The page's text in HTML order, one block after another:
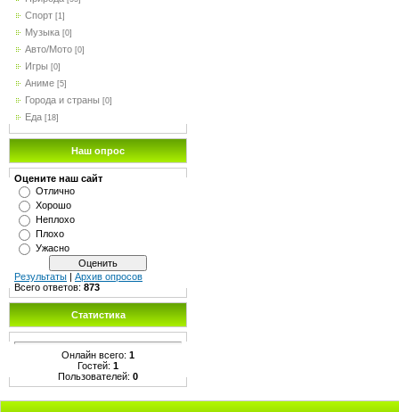
Спорт [1]
Музыка [0]
Авто/Мото [0]
Игры [0]
Аниме [5]
Города и страны [0]
Еда [18]
Наш опрос
Оцените наш сайт
Отлично
Хорошо
Неплохо
Плохо
Ужасно
Результаты | Архив опросов
Всего ответов: 873
Статистика
Онлайн всего: 1
Гостей: 1
Пользователей: 0